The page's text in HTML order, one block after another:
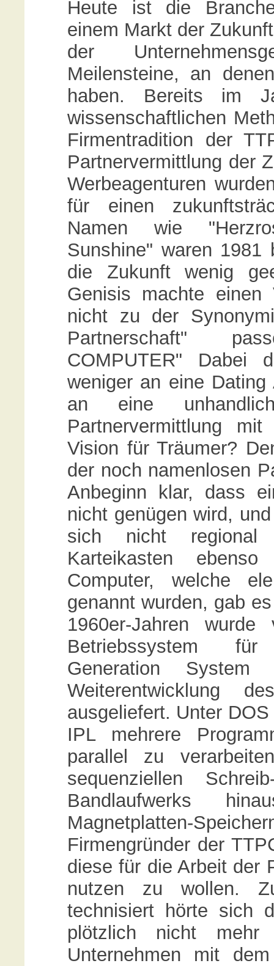
Heute ist die
einem Markt der
der
Meilensteine, an
haben. Bereits im
wissenschaftlichen
Firmentradition der
Partnervermittlung der
Werbeagenturen
für einen
Namen wie
Sunshine" waren
die Zukunft wenig
Genisis machte
nicht zu der
Partnerschaft"
COMPUTER" Dabei
weniger an eine
an eine
Partnervermittlung
Vision für Träumer?
der noch namenlosen
Anbeginn klar, dass
nicht genügen wird,
sich nicht regional
Karteikasten
Computer, welche
genannt wurden, gab
1960er-Jahren
Betriebssystem
Generation
Weiterentwicklung
ausgeliefert. Unter
IPL mehrere
parallel zu
sequenziellen
Bandlaufwerks
Magnetplatten-
Firmengründer der
diese für die Arbeit der
nutzen zu wollen.
technisiert hörte sich
plötzlich nicht
Unternehmen mit